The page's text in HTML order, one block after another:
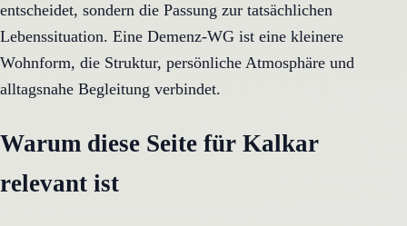
entscheidet, sondern die Passung zur tatsächlichen
Lebenssituation. Eine Demenz-WG ist eine kleinere
Wohnform, die Struktur, persönliche Atmosphäre und
alltagsnahe Begleitung verbindet.
Warum diese Seite für Kalkar
relevant ist